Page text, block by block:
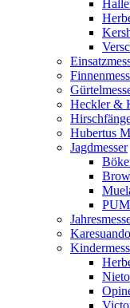
Heckler &
Hubertus
Jagdmesser
Karesuando
Nieto